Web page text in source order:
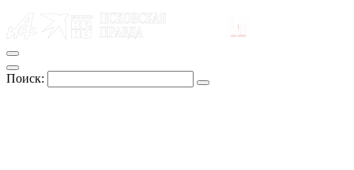
Поиск: